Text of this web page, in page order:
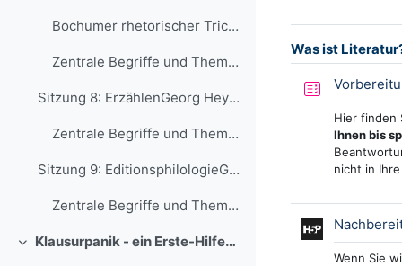
Bochumer rhetorischer Trichter
Zentrale Begriffe und Themen der Sitzung (zur Orientierung für die Klausurvorbereitung)_Rhetorik
Sitzung 8: ErzählenGeorg Heym (1962): Der Irre. ...
Zentrale Begriffe und Themen der Sitzung_Erzaehlen
Sitzung 9: EditionsphilologieGeorg Büchner (2000):...
Zentrale Begriffe und Themen der Sitzung_Editionsphilologie
Einklappen Klausurpanik - ein Erste-Hilfe-Kasten
Was ist
Hier finden
Ihnen bis
nicht in
Wenn Sie